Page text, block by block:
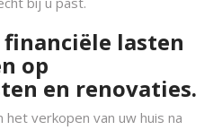
lasten
op
en renovaties.
verkopen van uw huis na